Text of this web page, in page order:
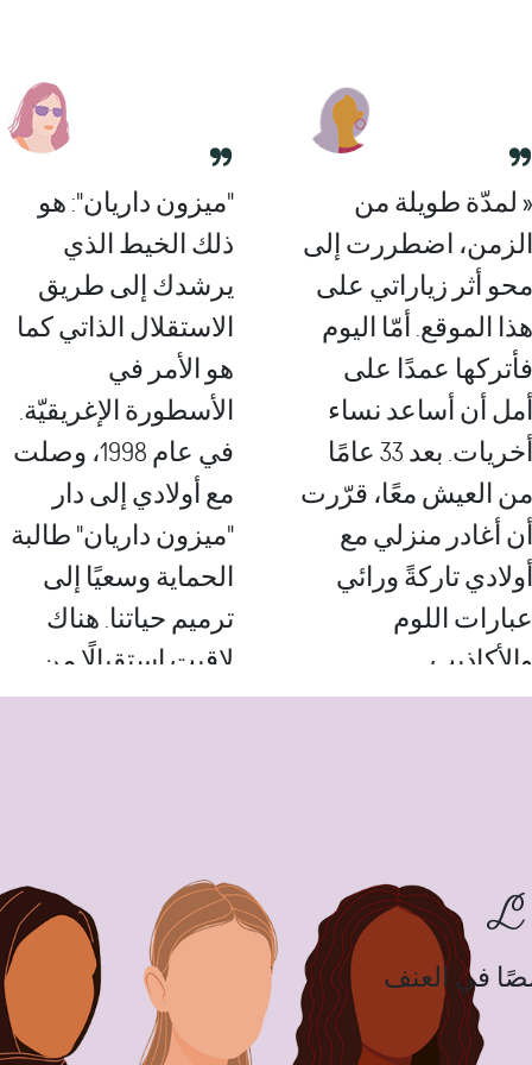
« لمدّة طويلة من
الزمن، اضطررت إلى
محو أثر زياراتي على
هذا الموقع. أمّا اليوم
فأتركها عمدًا على
أمل أن أساعد نساء
أخريات. بعد 33 عامًا
من العيش معًا، قرّرت
أن أغادر منزلي مع
أولادي تاركةً ورائي
عبارات اللوم
والأكاذيب...
"ميزون داريان": هو
ذلك الخيط الذي
يرشدك إلى طريق
الاستقلال الذاتي كما
هو الأمر في
الأسطورة الإغريقيّة.
في عام 1998، وصلت
مع أولادي إلى دار
"ميزون داريان" طالبة
الحماية وسعيًا إلى
ترميم حياتنا. هناك
لاقيت استقبالًا من
دون أحكام مسبقة...
في العنف